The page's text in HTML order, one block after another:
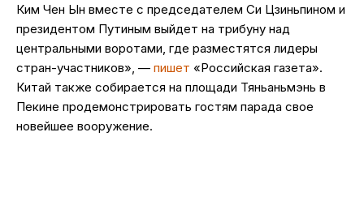
Ким Чен Ын вместе с председателем Си Цзиньпином и
президентом Путиным выйдет на трибуну над
центральными воротами, где разместятся лидеры
стран-участников», — пишет «Российская газета».
Китай также собирается на площади Тяньаньмэнь в
Пекине продемонстрировать гостям парада свое
новейшее вооружение.